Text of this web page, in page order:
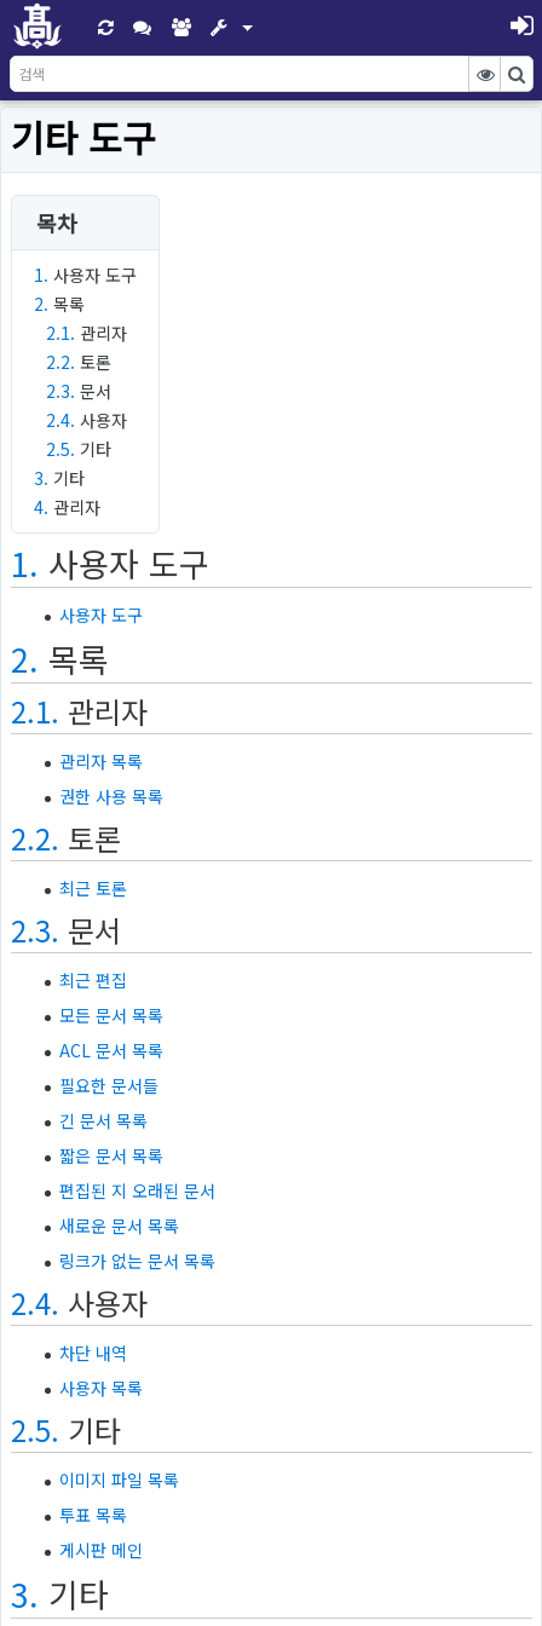
기타 도구
목차
1. 사용자 도구
2. 목록
2.1. 관리자
2.2. 토론
2.3. 문서
2.4. 사용자
2.5. 기타
3. 기타
4. 관리자
1. 사용자 도구
사용자 도구
2. 목록
2.1. 관리자
관리자 목록
권한 사용 목록
2.2. 토론
최근 토론
2.3. 문서
최근 편집
모든 문서 목록
ACL 문서 목록
필요한 문서들
긴 문서 목록
짧은 문서 목록
편집된 지 오래된 문서
새로운 문서 목록
링크가 없는 문서 목록
2.4. 사용자
차단 내역
사용자 목록
2.5. 기타
이미지 파일 목록
투표 목록
게시판 메인
3. 기타